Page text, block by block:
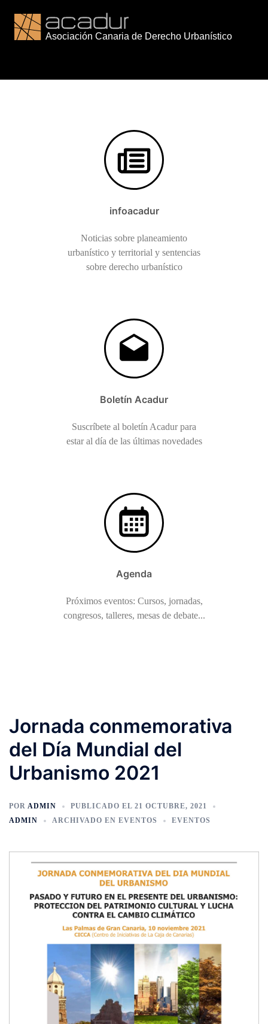
contenido
infoacadur
Noticias sobre planeamiento
urbanístico y territorial y sentencias
sobre derecho urbanístico
Boletín Acadur
Suscríbete al boletín Acadur para
estar al día de las últimas novedades
Agenda
Próximos eventos: Cursos, jornadas,
congresos, talleres, mesas de debate...
Jornada conmemorativa
del Día Mundial del
Urbanismo 2021
POR ADMIN PUBLICADO EL 21 OCTUBRE, 2021
ADMIN
ARCHIVADO EN EVENTOS EVENTOS